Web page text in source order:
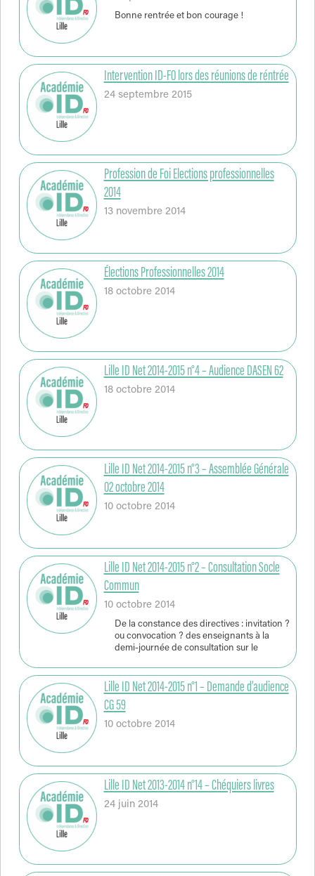
Bonne rentrée et bon courage !
Intervention ID-FO lors des réunions de réntrée
24 septembre 2015
Profession de Foi Elections professionnelles
2014
13 novembre 2014
Élections Professionnelles 2014
18 octobre 2014
Lille ID Net 2014-2015 n°4 – Audience DASEN 62
18 octobre 2014
Lille ID Net 2014-2015 n°3 – Assemblée Générale
02 octobre 2014
10 octobre 2014
Lille ID Net 2014-2015 n°2 – Consultation Socle
Commun
10 octobre 2014
De la constance des directives : invitation ?
ou convocation ? des enseignants à la
demi-journée de consultation sur le
Lille ID Net 2014-2015 n°1 – Demande d’audience
CG 59
10 octobre 2014
Lille ID Net 2013-2014 n°14 – Chéquiers livres
24 juin 2014